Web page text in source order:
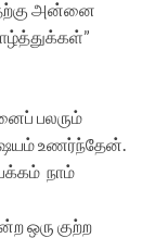
அன்னை
பலரும்
உணர்ந்தேன்.
நாம்
ஒரு குற்ற